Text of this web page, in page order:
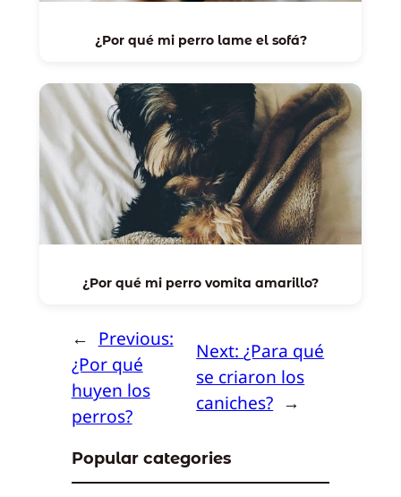
¿Por qué mi perro lame el sofá?
¿Por qué mi perro vomita amarillo?
← Previous:
¿Por qué
huyen los
perros?
Next:¿Para qué
se criaron los
caniches? →
Popular categories